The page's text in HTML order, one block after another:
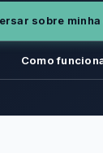
sobre
Como